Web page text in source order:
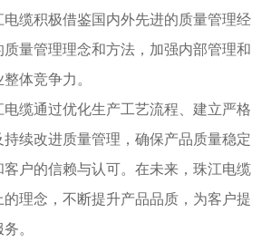
电缆积极借鉴国内外先进的质量管理经
量管理理念和方法，加强内部管理和
体竞争力。
电缆通过优化生产工艺流程、建立严格
续改进质量管理，确保产品质量稳定
户的信赖与认可。在未来，珠江电缆
理念，不断提升产品品质，为客户提
。